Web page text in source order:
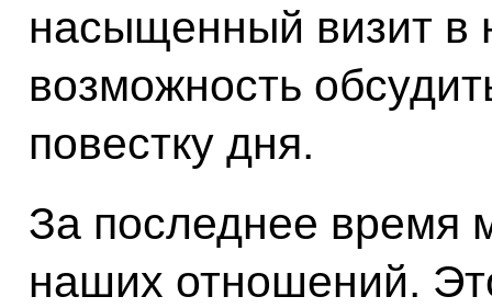
насыщенный визит в
возможность
повестку дня.
За последнее время
наших отношений.